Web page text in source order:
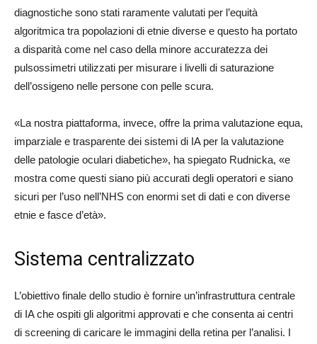
diagnostiche sono stati raramente valutati per l’equità
algoritmica tra popolazioni di etnie diverse e questo ha portato
a disparità come nel caso della minore accuratezza dei
pulsossimetri utilizzati per misurare i livelli di saturazione
dell’ossigeno nelle persone con pelle scura.
«La nostra piattaforma, invece, offre la prima valutazione equa,
imparziale e trasparente dei sistemi di IA per la valutazione
delle patologie oculari diabetiche», ha spiegato Rudnicka, «e
mostra come questi siano più accurati degli operatori e siano
sicuri per l’uso nell’NHS con enormi set di dati e con diverse
etnie e fasce d’età».
Sistema centralizzato
L’obiettivo finale dello studio è fornire un’infrastruttura centrale
di IA che ospiti gli algoritmi approvati e che consenta ai centri
di screening di caricare le immagini della retina per l’analisi. I